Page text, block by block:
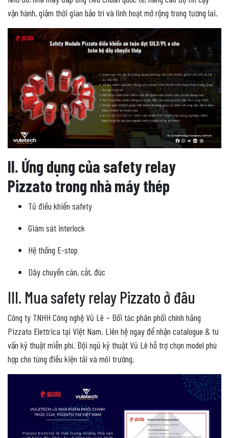
vận hành, giảm thời gian bảo trì và linh hoạt mở rộng trong tương lai.
II. Ứng dụng của safety relay
Pizzato trong nhà máy thép
Tủ điều khiển safety
Giám sát interlock
Hệ thống E-stop
Dây chuyền cán, cắt, đúc
III. Mua safety relay Pizzato ở đâu
Công ty TNHH Công nghệ Vũ Lê – Đối tác phân phối chính hãng
Pizzato Elettrica tại Việt Nam. Liên hệ ngay để nhận catalogue & tư
vấn kỹ thuật miễn phí. Đội ngũ kỹ thuật Vũ Lê hỗ trợ chọn model phù
hợp cho từng điều kiện tải và môi trường.